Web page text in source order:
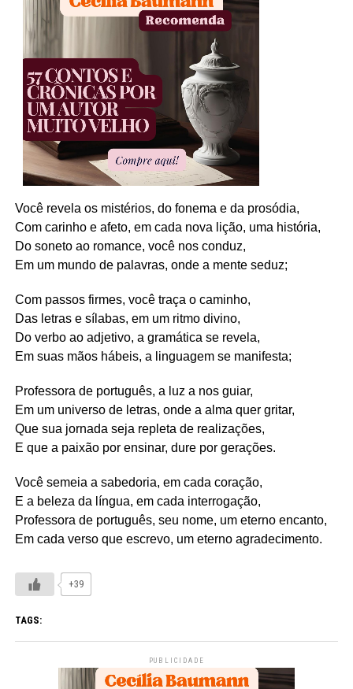
Você revela os mistérios, do fonema e da prosódia,
Com carinho e afeto, em cada nova lição, uma história,
Do soneto ao romance, você nos conduz,
Em um mundo de palavras, onde a mente seduz;
Com passos firmes, você traça o caminho,
Das letras e sílabas, em um ritmo divino,
Do verbo ao adjetivo, a gramática se revela,
Em suas mãos hábeis, a linguagem se manifesta;
Professora de português, a luz a nos guiar,
Em um universo de letras, onde a alma quer gritar,
Que sua jornada seja repleta de realizações,
E que a paixão por ensinar, dure por gerações.
Você semeia a sabedoria, em cada coração,
E a beleza da língua, em cada interrogação,
Professora de português, seu nome, um eterno encanto,
Em cada verso que escrevo, um eterno agradecimento.
+39
TAGS:
PUBLICIDADE